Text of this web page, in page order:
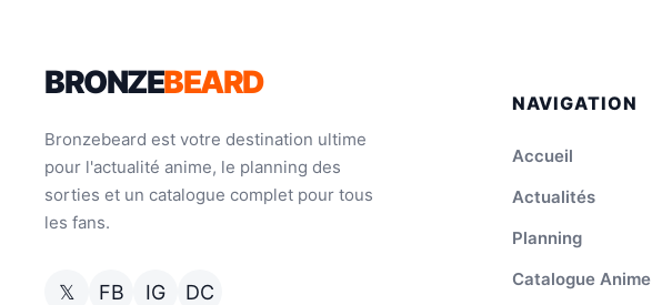
BRONZEBEARD
Bronzebeard est votre destination ultime
pour l'actualité anime, le planning des
sorties et un catalogue complet pour tous
les fans.
𝕏 FB IG DC
NAVIGATION
Accueil
Actualités
Planning
Catalogue Anime